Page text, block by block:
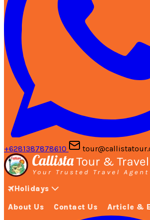
+6281387878610
Holidays
About Us Contact Us Article &